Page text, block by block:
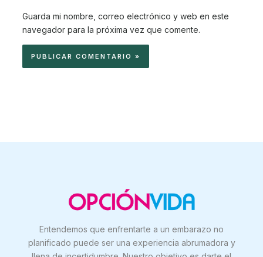
Guarda mi nombre, correo electrónico y web en este
navegador para la próxima vez que comente.
Entendemos que enfrentarte a un embarazo no
planificado puede ser una experiencia abrumadora y